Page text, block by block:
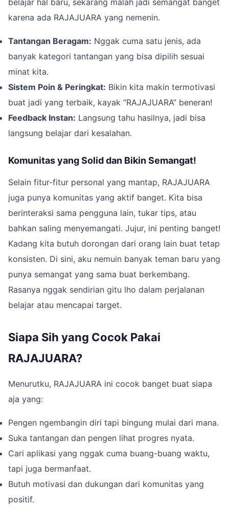
karena ada RAJAJUARA yang nemenin.
Tantangan Beragam: Nggak cuma satu jenis, ada
banyak kategori tantangan yang bisa dipilih sesuai
minat kita.
Sistem Poin & Peringkat: Bikin kita makin termotivasi
buat jadi yang terbaik, kayak “RAJAJUARA” beneran!
Feedback Instan: Langsung tahu hasilnya, jadi bisa
langsung belajar dari kesalahan.
Komunitas yang Solid dan Bikin Semangat!
Selain fitur-fitur personal yang mantap, RAJAJUARA
juga punya komunitas yang aktif banget. Kita bisa
berinteraksi sama pengguna lain, tukar tips, atau
bahkan saling menyemangati. Jujur, ini penting banget!
Kadang kita butuh dorongan dari orang lain buat tetap
konsisten. Di sini, aku nemuin banyak teman baru yang
punya semangat yang sama buat berkembang.
Rasanya nggak sendirian gitu lho dalam perjalanan
belajar atau mencapai target.
Siapa Sih yang Cocok Pakai
RAJAJUARA?
Menurutku, RAJAJUARA ini cocok banget buat siapa
aja yang:
Pengen ngembangin diri tapi bingung mulai dari mana.
Suka tantangan dan pengen lihat progres nyata.
Cari aplikasi yang nggak cuma buang-buang waktu,
tapi juga bermanfaat.
Butuh motivasi dan dukungan dari komunitas yang
positif.